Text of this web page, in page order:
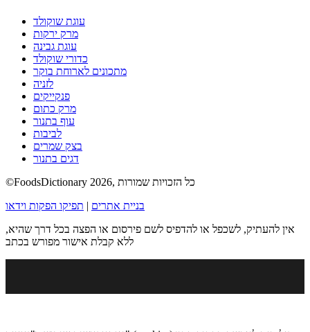
עוגת שוקולד
מרק ירקות
עוגת גבינה
כדורי שוקולד
מתכונים לארוחת בוקר
לזניה
פנקייקים
מרק כתום
עוף בתנור
לביבות
בצק שמרים
דגים בתנור
©FoodsDictionary 2026, כל הזכויות שמורות
בניית אתרים | תפיקו הפקות וידאו
אין להעתיק, לשכפל או להדפיס לשם פירסום או הפצה בכל דרך שהיא,
ללא קבלת אישור מפורש בכתב